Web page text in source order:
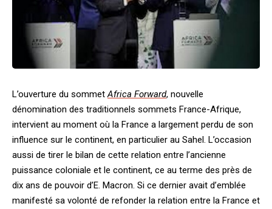
L’ouverture du sommetAfrica Forward, nouvelle
dénomination des traditionnels sommets France-Afrique,
intervient au moment où la France a largement perdu de son
influence sur le continent, en particulier au Sahel. L’occasion
aussi de tirer le bilan de cette relation entre l’ancienne
puissance coloniale et le continent, ce au terme des près de
dix ans de pouvoir d’E. Macron. Si ce dernier avait d’emblée
manifesté sa volonté de refonder la relation entre la France et